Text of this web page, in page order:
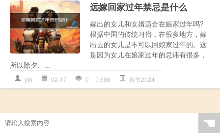
远嫁回家过年禁忌是什么
嫁出的女儿和女婿适合在娘家过年吗?
根据中国的传统习俗，在很多地方，嫁
出去的女儿是不可以回娘家过年的。这
是因为女儿在娘家过年的忌讳有很多，
所以除夕、...
yjh 02-17 0 696 春节2024
☚